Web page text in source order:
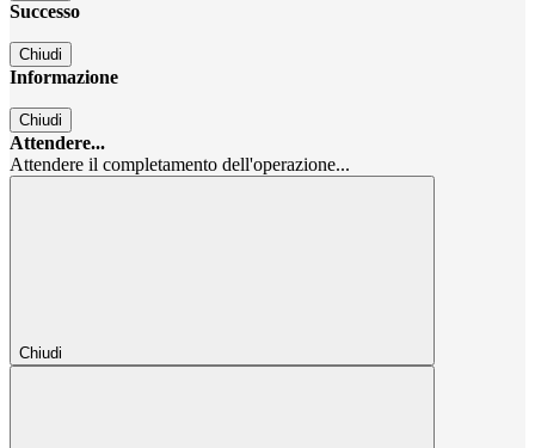
Successo
Chiudi
Informazione
Chiudi
Attendere...
Attendere il completamento dell'operazione...
Chiudi